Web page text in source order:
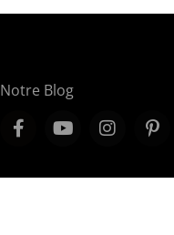
Notre Blog